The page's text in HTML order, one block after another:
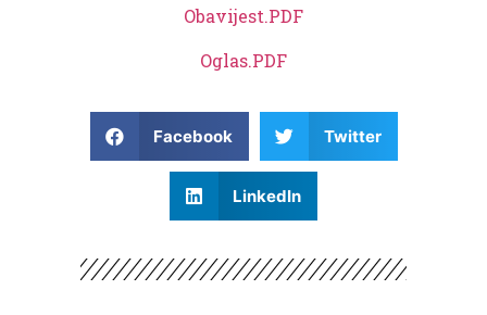
Obavijest.PDF
Oglas.PDF
Facebook Twitter
LinkedIn